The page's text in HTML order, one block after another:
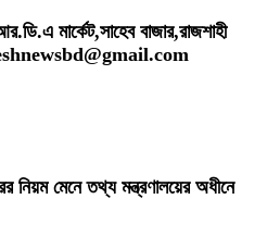
মার্কেট,সাহেব বাজার,রাজশাহী
নিয়ম মেনে তথ্য মন্ত্রণালয়ের অধীনে